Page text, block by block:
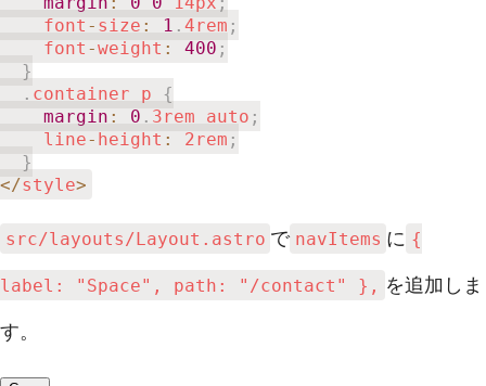
    font
- size : 1 . 4rem ;
    font
-weight : 400 ;
}
. container p
{
margin : 0 . 3rem auto ;
    line
- height : 2rem ;
}
</style>
src/layouts/Layout.astro で navItems に {
label: "Space", path: "/contact" }, を追加しま
す。